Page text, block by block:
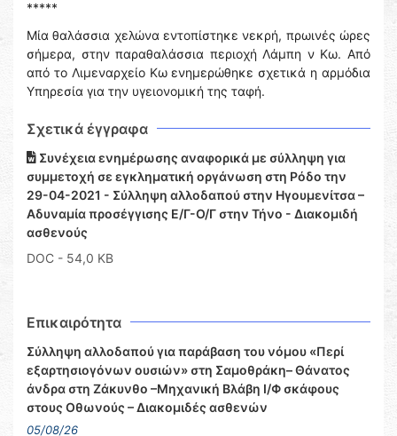
*****
Μία θαλάσσια χελώνα εντοπίστηκε νεκρή, πρωινές ώρες
σήμερα, στην παραθαλάσσια περιοχή Λάμπη ν Κω. Από
από το Λιμεναρχείο Κω ενημερώθηκε σχετικά η αρμόδια
Υπηρεσία για την υγειονομική της ταφή.
Σχετικά έγγραφα
Συνέχεια ενημέρωσης αναφορικά με σύλληψη για
συμμετοχή σε εγκληματική οργάνωση στη Ρόδο την
29-04-2021 - Σύλληψη αλλοδαπού στην Ηγουμενίτσα –
Αδυναμία προσέγγισης Ε/Γ-Ο/Γ στην Τήνο - Διακομιδή
ασθενούς
DOC - 54,0 KB
Επικαιρότητα
Σύλληψη αλλοδαπού για παράβαση του νόμου «Περί
εξαρτησιογόνων ουσιών» στη Σαμοθράκη– Θάνατος
άνδρα στη Ζάκυνθο –Μηχανική Βλάβη Ι/Φ σκάφους
στους Οθωνούς – Διακομιδές ασθενών
05/08/26